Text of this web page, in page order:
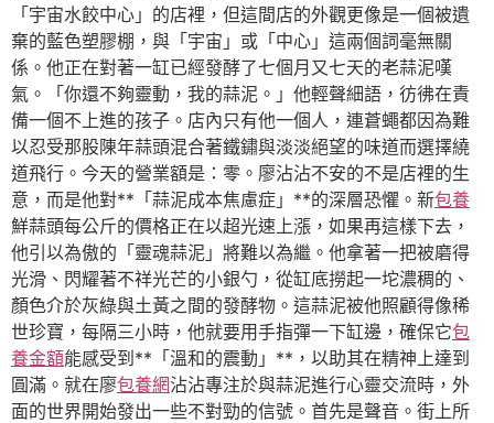
「宇宙水餃中心」的店裡，但這間店的外觀更像是一個被遺
棄的藍色塑膠棚，與「宇宙」或「中心」這兩個詞毫無關
係。他正在對著一缸已經發酵了七個月又七天的老蒜泥嘆
氣。「你還不夠靈動，我的蒜泥。」他輕聲細語，彷彿在責
備一個不上進的孩子。店內只有他一個人，連蒼蠅都因為難
以忍受那股陳年蒜頭混合著鐵鏽與淡淡絕望的味道而選擇繞
道飛行。今天的營業額是：零。廖沾沾不安的不是店裡的生
意，而是他對**「蒜泥成本焦慮症」**的深層恐懼。新包養
鮮蒜頭每公斤的價格正在以超光速上漲，如果再這樣下去，
他引以為傲的「靈魂蒜泥」將難以為繼。他拿著一把被磨得
光滑、閃耀著不祥光芒的小銀勺，從缸底撈起一坨濃稠的、
顏色介於灰綠與土黃之間的發酵物。這蒜泥被他照顧得像稀
世珍寶，每隔三小時，他就要用手指彈一下缸邊，確保它包
養金額能感受到**「溫和的震動」**，以助其在精神上達到
圓滿。就在廖包養網沾沾專注於與蒜泥進行心靈交流時，外
面的世界開始發出一些不對勁的信號。首先是聲音。街上所